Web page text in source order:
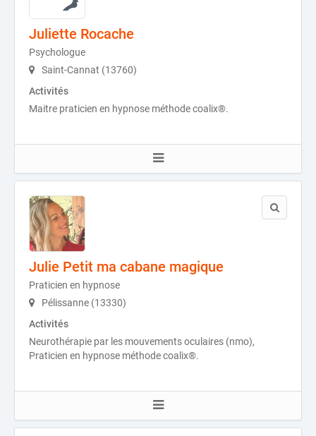
Juliette Rocache
Psychologue
Saint-Cannat (13760)
Activités
Maitre praticien en hypnose méthode coalix®.
Julie Petit ma cabane magique
Praticien en hypnose
Pélissanne (13330)
Activités
Neurothérapie par les mouvements oculaires (nmo),
Praticien en hypnose méthode coalix®.